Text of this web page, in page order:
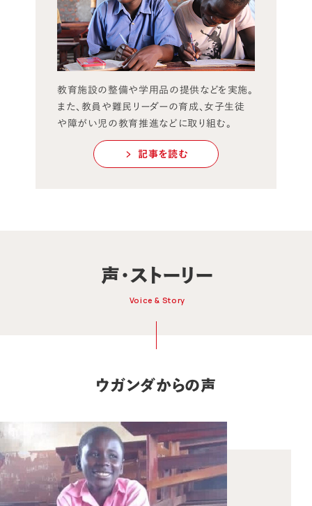
教育施設の整備や学用品の提供などを実施。
また、教員や難民リーダーの育成、女子生徒
や障がい児の教育推進などに取り組む。
記事を読む
声・ストーリー
Voice & Story
ウガンダからの声